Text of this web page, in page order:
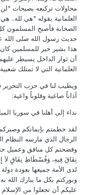
محاولات تركيعه بصيحات "لن
العلمانية بقوله "هي لله..
الصحابة فأصبح المسلمون
حديث رسول الله صلى الله
هذا بشير خير للمسلمين
أن ثوار الداخل يسيطر
العلمانية التي لا تمتلك
ويطيب لنا في حزب التحرير
آذاناً صاغية وقلوباً واعية:
نداء إلى أهلنا في سوريا
لقد حطمتم بإيمانكم
الرجال الذي مارسه النظام
وفضحتم كل منافق وعميل
نِفَاقَ فِيهِ، وَفُسْطَاطِ نِفَاقٍ لاَ
لدى الأمة جميعها بعودة
وبوركتم بكل ما يبارك الله
عليكم أن تجعلوا من